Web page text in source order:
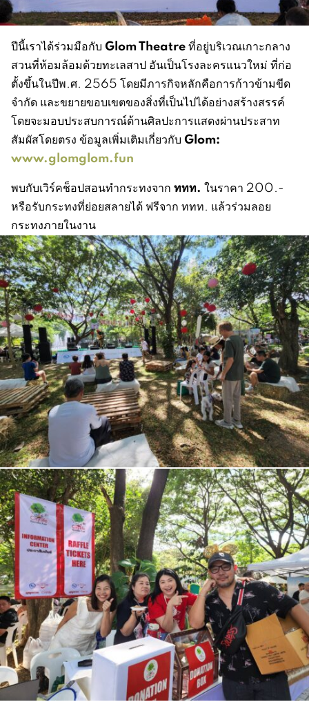
ปีนี้เราได้ร่วมมือกับ Glom Theatreที่อยู่บริเวณเกาะกลาง
สวนที่ห้อมล้อมด้วยทะเลสาป อันเป็นโรงละครแนวใหม่ ที่ก่อ
ตั้งขึ้นในปีพ.ศ. 2565 โดยมีภารกิจหลักคือการก้าวข้ามขีด
จำกัด และขยายขอบเขตของสิ่งที่เป็นไปได้อย่างสร้างสรรค์
โดยจะมอบประสบการณ์ด้านศิลปะการแสดงผ่านประสาท
สัมผัสโดยตรง ข้อมูลเพิ่มเติมเกี่ยวกับ Glom:
www.glomglom.fun
พบกับเวิร์คช็อปสอนทำกระทงจาก ททท. ในราคา 200.-
หรือรับกระทงที่ย่อยสลายได้ ฟรีจาก ททท. แล้วร่วมลอย
กระทงภายในงาน